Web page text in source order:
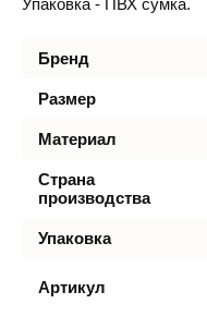
Упаковка - ПВХ сумка.
Бренд
Размер
Материал
Страна
производства
Упаковка
Артикул